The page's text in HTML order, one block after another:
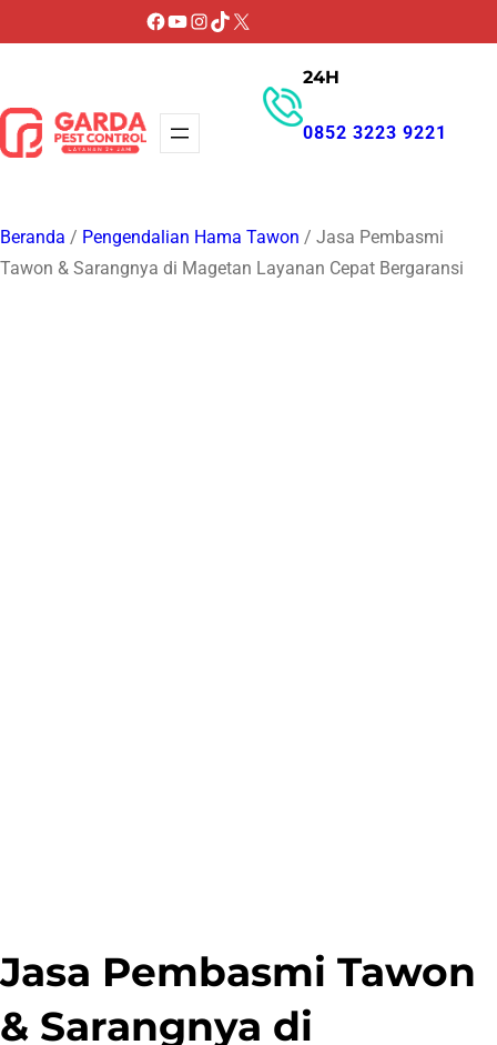
ke
Facebook
YouTube
Instagram
TikTok
X
24H
0852 3223 9221
Beranda / Pengendalian Hama Tawon / Jasa Pembasmi
Tawon & Sarangnya di Magetan Layanan Cepat Bergaransi
Jasa Pembasmi Tawon
& Sarangnya di